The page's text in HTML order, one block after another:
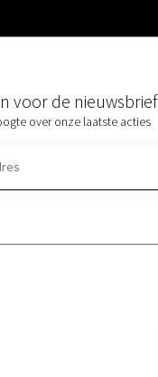
voor de nieuwsbrief
over onze laatste acties